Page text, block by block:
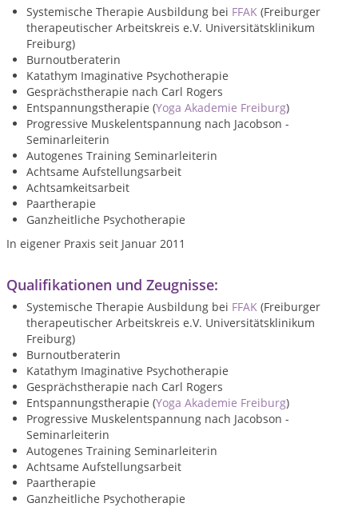
Systemische Therapie Ausbildung bei FFAK (Freiburger
therapeutischer Arbeitskreis e.V. Universitätsklinikum
Freiburg)
Burnoutberaterin
Katathym Imaginative Psychotherapie
Gesprächstherapie nach Carl Rogers
Entspannungstherapie (Yoga Akademie Freiburg)
Progressive Muskelentspannung nach Jacobson -
Seminarleiterin
Autogenes Training Seminarleiterin
Achtsame Aufstellungsarbeit
Achtsamkeitsarbeit
Paartherapie
Ganzheitliche Psychotherapie
In eigener Praxis seit Januar 2011
Qualifikationen und Zeugnisse:
Systemische Therapie Ausbildung bei FFAK (Freiburger
therapeutischer Arbeitskreis e.V. Universitätsklinikum
Freiburg)
Burnoutberaterin
Katathym Imaginative Psychotherapie
Gesprächstherapie nach Carl Rogers
Entspannungstherapie (Yoga Akademie Freiburg)
Progressive Muskelentspannung nach Jacobson -
Seminarleiterin
Autogenes Training Seminarleiterin
Achtsame Aufstellungsarbeit
Paartherapie
Ganzheitliche Psychotherapie